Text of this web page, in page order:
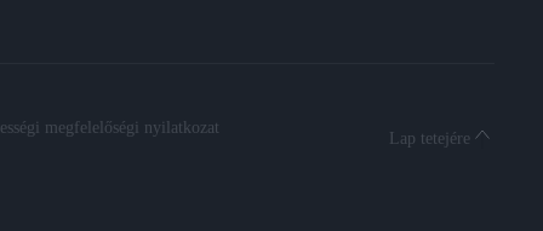
megfelelőségi nyilatkozat
Lap tetejére